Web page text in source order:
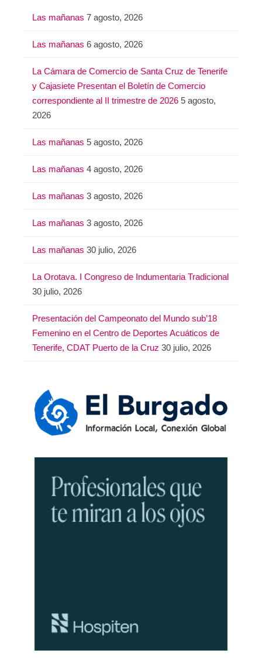
Las mañanas 7 agosto, 2026
Las mañanas 6 agosto, 2026
La Cámara de Comercio de Santa Cruz de Tenerife
y Cajasiete Presentan el Boletín de Comercio
correspondiente al II trimestre de 2026 5 agosto,
2026
Las mañanas 5 agosto, 2026
Las mañanas 4 agosto, 2026
Las mañanas 3 agosto, 2026
Las mañanas 3 agosto, 2026
Las mañanas 30 julio, 2026
La Orotava. I Congreso de Indumentaria Tradicional
30 julio, 2026
Presentación del Campeonato del Mundo sub’18
Femenino en el Centro de Deportes Acuáticos de
Tenerife, CDAT Puerto de la Cruz 30 julio, 2026